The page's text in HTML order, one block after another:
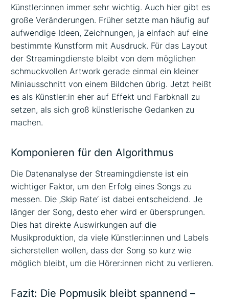
Künstler:innen immer sehr wichtig. Auch hier gibt es
große Veränderungen. Früher setzte man häufig auf
aufwendige Ideen, Zeichnungen, ja einfach auf eine
bestimmte Kunstform mit Ausdruck. Für das Layout
der Streamingdienste bleibt von dem möglichen
schmuckvollen Artwork gerade einmal ein kleiner
Miniausschnitt von einem Bildchen übrig. Jetzt heißt
es als Künstler:in eher auf Effekt und Farbknall zu
setzen, als sich groß künstlerische Gedanken zu
machen.
Komponieren für den Algorithmus
Die Datenanalyse der Streamingdienste ist ein
wichtiger Faktor, um den Erfolg eines Songs zu
messen. Die ‚Skip Rate‘ ist dabei entscheidend. Je
länger der Song, desto eher wird er übersprungen.
Dies hat direkte Auswirkungen auf die
Musikproduktion, da viele Künstler:innen und Labels
sicherstellen wollen, dass der Song so kurz wie
möglich bleibt, um die Hörer:innen nicht zu verlieren.
Fazit: Die Popmusik bleibt spannend –